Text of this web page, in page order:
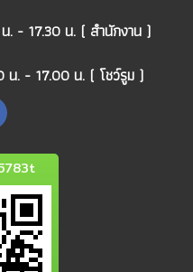
. - 17.30 น. ( สำนักงาน )
น. - 17.00 น. ( โชว์รูม )